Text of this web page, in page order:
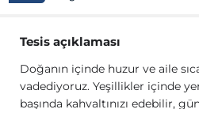
Tesis açıklaması
Doğanın içinde huzur ve aile
vadediyoruz. Yeşillikler içinde
başında kahvaltınızı edebilir,